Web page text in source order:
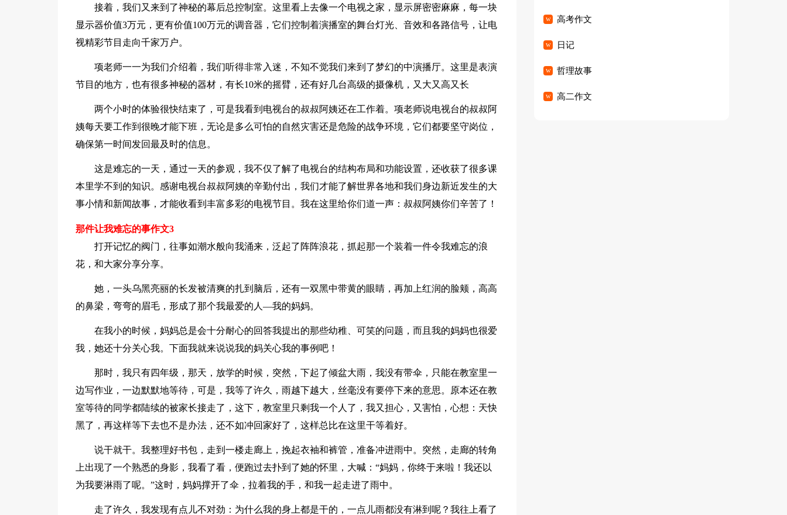
接着，我们又来到了神秘的幕后总控制室。这里看上去像一个电视之家，显示屏密密麻麻，每一块
显示器价值3万元，更有价值100万元的调音器，它们控制着演播室的舞台灯光、音效和各路信号，让电
视精彩节目走向千家万户。
项老师一一为我们介绍着，我们听得非常入迷，不知不觉我们来到了梦幻的中演播厅。这里是表演
节目的地方，也有很多神秘的器材，有长10米的摇臂，还有好几台高级的摄像机，又大又高又长
两个小时的体验很快结束了，可是我看到电视台的叔叔阿姨还在工作着。项老师说电视台的叔叔阿
姨每天要工作到很晚才能下班，无论是多么可怕的自然灾害还是危险的战争环境，它们都要坚守岗位，
确保第一时间发回最及时的信息。
这是难忘的一天，通过一天的参观，我不仅了解了电视台的结构布局和功能设置，还收获了很多课
本里学不到的知识。感谢电视台叔叔阿姨的辛勤付出，我们才能了解世界各地和我们身边新近发生的大
事小情和新闻故事，才能收看到丰富多彩的电视节目。我在这里给你们道一声：叔叔阿姨你们辛苦了！
那件让我难忘的事作文3
打开记忆的阀门，往事如潮水般向我涌来，泛起了阵阵浪花，抓起那一个装着一件令我难忘的浪
花，和大家分享分享。
她，一头乌黑亮丽的长发被清爽的扎到脑后，还有一双黑中带黄的眼睛，再加上红润的脸颊，高高
的鼻梁，弯弯的眉毛，形成了那个我最爱的人—我的妈妈。
在我小的时候，妈妈总是会十分耐心的回答我提出的那些幼稚、可笑的问题，而且我的妈妈也很爱
我，她还十分关心我。下面我就来说说我的妈关心我的事例吧！
那时，我只有四年级，那天，放学的时候，突然，下起了倾盆大雨，我没有带伞，只能在教室里一
边写作业，一边默默地等待，可是，我等了许久，雨越下越大，丝毫没有要停下来的意思。原本还在教
室等待的同学都陆续的被家长接走了，这下，教室里只剩我一个人了，我又担心，又害怕，心想：天快
黑了，再这样等下去也不是办法，还不如冲回家好了，这样总比在这里干等着好。
说干就干。我整理好书包，走到一楼走廊上，挽起衣袖和裤管，准备冲进雨中。突然，走廊的转角
上出现了一个熟悉的身影，我看了看，便跑过去扑到了她的怀里，大喊：“妈妈，你终于来啦！我还以
为我要淋雨了呢。”这时，妈妈撑开了伞，拉着我的手，和我一起走进了雨中。
走了许久，我发现有点儿不对劲：为什么我的身上都是干的，一点儿雨都没有淋到呢？我往上看了
高考作文
日记
哲理故事
高二作文